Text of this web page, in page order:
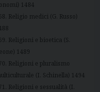
1484
Religio medici (G. Russo)
Religioni e bioetica (S.
1489
Religioni e pluralismo
(I. Schinella) 1494
Religioni e sessualità (I.